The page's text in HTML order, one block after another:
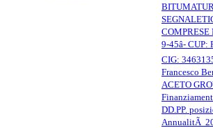
COMPRESE
9-45â-
CIG:
Francesco
ACETO
DD.PP.
AnnualitÃ